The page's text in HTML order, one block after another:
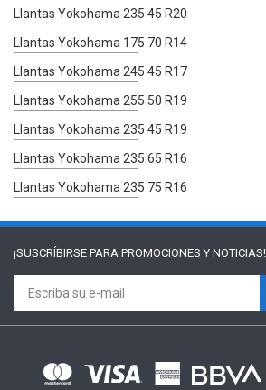
Llantas Yokohama 235 45 R20
Llantas Yokohama 175 70 R14
Llantas Yokohama 245 45 R17
Llantas Yokohama 255 50 R19
Llantas Yokohama 235 45 R19
Llantas Yokohama 235 65 R16
Llantas Yokohama 235 75 R16
¡SUSCRÍBIRSE PARA PROMOCIONES Y NOTICIAS!